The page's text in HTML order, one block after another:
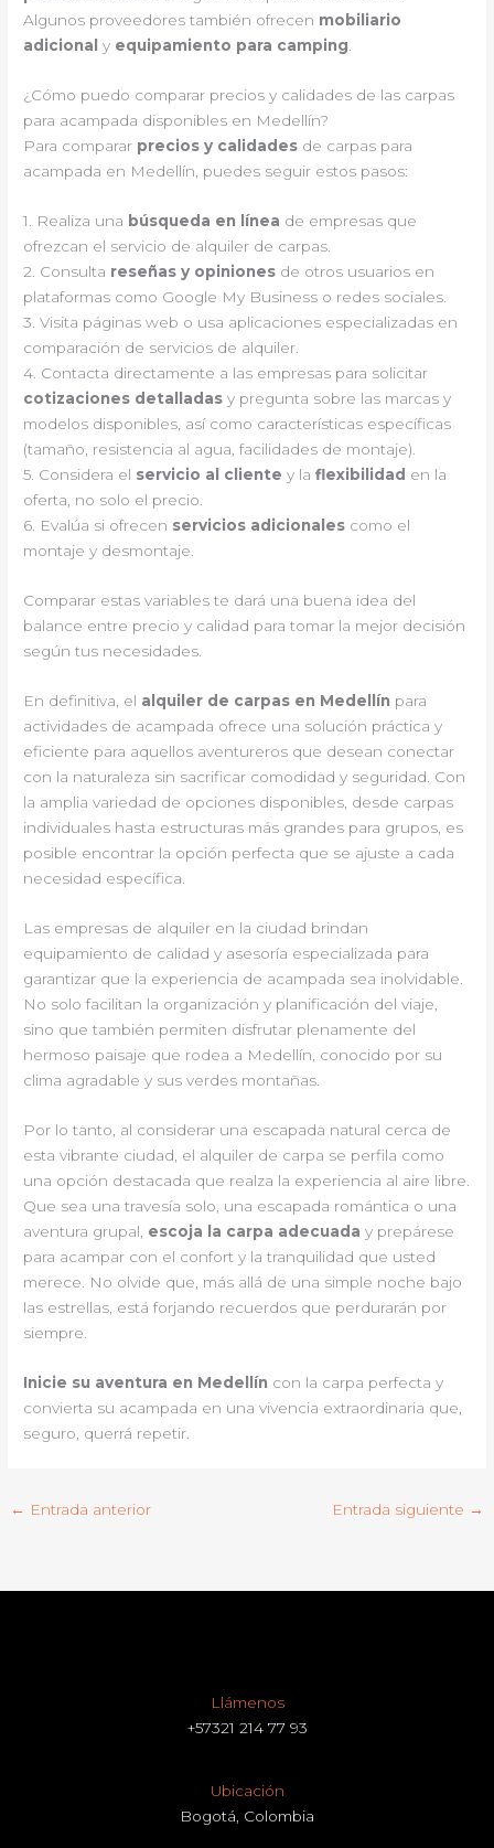
Algunos proveedores también ofrecen mobiliario
adicional y equipamiento para camping.
¿Cómo puedo comparar precios y calidades de las carpas
para acampada disponibles en Medellín?
Para comparar precios y calidades de carpas para
acampada en Medellín, puedes seguir estos pasos:
1. Realiza una búsqueda en línea de empresas que
ofrezcan el servicio de alquiler de carpas.
2. Consulta reseñas y opiniones de otros usuarios en
plataformas como Google My Business o redes sociales.
3. Visita páginas web o usa aplicaciones especializadas en
comparación de servicios de alquiler.
4. Contacta directamente a las empresas para solicitar
cotizaciones detalladas y pregunta sobre las marcas y
modelos disponibles, así como características específicas
(tamaño, resistencia al agua, facilidades de montaje).
5. Considera el servicio al cliente y laflexibilidad en la
oferta, no solo el precio.
6. Evalúa si ofrecen servicios adicionales como el
montaje y desmontaje.
Comparar estas variables te dará una buena idea del
balance entre precio y calidad para tomar la mejor decisión
según tus necesidades.
En definitiva, el alquiler de carpas en Medellín para
actividades de acampada ofrece una solución práctica y
eficiente para aquellos aventureros que desean conectar
con la naturaleza sin sacrificar comodidad y seguridad. Con
la amplia variedad de opciones disponibles, desde carpas
individuales hasta estructuras más grandes para grupos, es
posible encontrar la opción perfecta que se ajuste a cada
necesidad específica.
Las empresas de alquiler en la ciudad brindan
equipamiento de calidad y asesoría especializada para
garantizar que la experiencia de acampada sea inolvidable.
No solo facilitan la organización y planificación del viaje,
sino que también permiten disfrutar plenamente del
hermoso paisaje que rodea a Medellín, conocido por su
clima agradable y sus verdes montañas.
Por lo tanto, al considerar una escapada natural cerca de
esta vibrante ciudad, el alquiler de carpa se perfila como
una opción destacada que realza la experiencia al aire libre.
Que sea una travesía solo, una escapada romántica o una
aventura grupal, escoja la carpa adecuada y prepárese
para acampar con el confort y la tranquilidad que usted
merece. No olvide que, más allá de una simple noche bajo
las estrellas, está forjando recuerdos que perdurarán por
siempre.
Inicie su aventura en Medellín con la carpa perfecta y
convierta su acampada en una vivencia extraordinaria que,
seguro, querrá repetir.
← Entrada anterior Entrada siguiente →
Llámenos
+57321 214 77 93
Ubicación
Bogotá, Colombia